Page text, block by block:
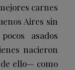
carnes
Aires sin
asados
nacieron
ello— como